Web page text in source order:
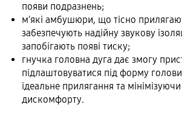
появи подразнень;
м'які амбушюри, що тісно
забезпечують надійну звукову
запобігають появі тиску;
гнучка головна дуга дає змогу
підлаштовуватися під форму
ідеальне прилягання та
дискомфорту.